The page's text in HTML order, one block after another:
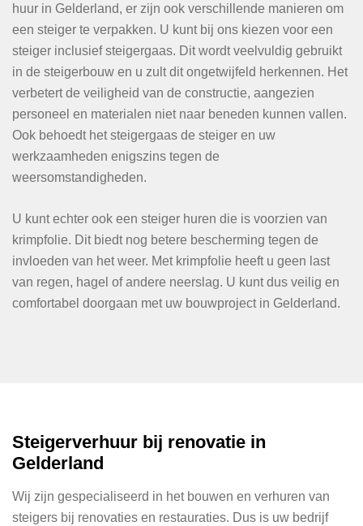
huur in Gelderland, er zijn ook verschillende manieren om
een steiger te verpakken. U kunt bij ons kiezen voor een
steiger inclusief steigergaas. Dit wordt veelvuldig gebruikt
in de steigerbouw en u zult dit ongetwijfeld herkennen. Het
verbetert de veiligheid van de constructie, aangezien
personeel en materialen niet naar beneden kunnen vallen.
Ook behoedt het steigergaas de steiger en uw
werkzaamheden enigszins tegen de
weersomstandigheden.
U kunt echter ook een steiger huren die is voorzien van
krimpfolie. Dit biedt nog betere bescherming tegen de
invloeden van het weer. Met krimpfolie heeft u geen last
van regen, hagel of andere neerslag. U kunt dus veilig en
comfortabel doorgaan met uw bouwproject in Gelderland.
Steigerverhuur bij renovatie in
Gelderland
Wij zijn gespecialiseerd in het bouwen en verhuren van
steigers bij renovaties en restauraties. Dus is uw bedrijf